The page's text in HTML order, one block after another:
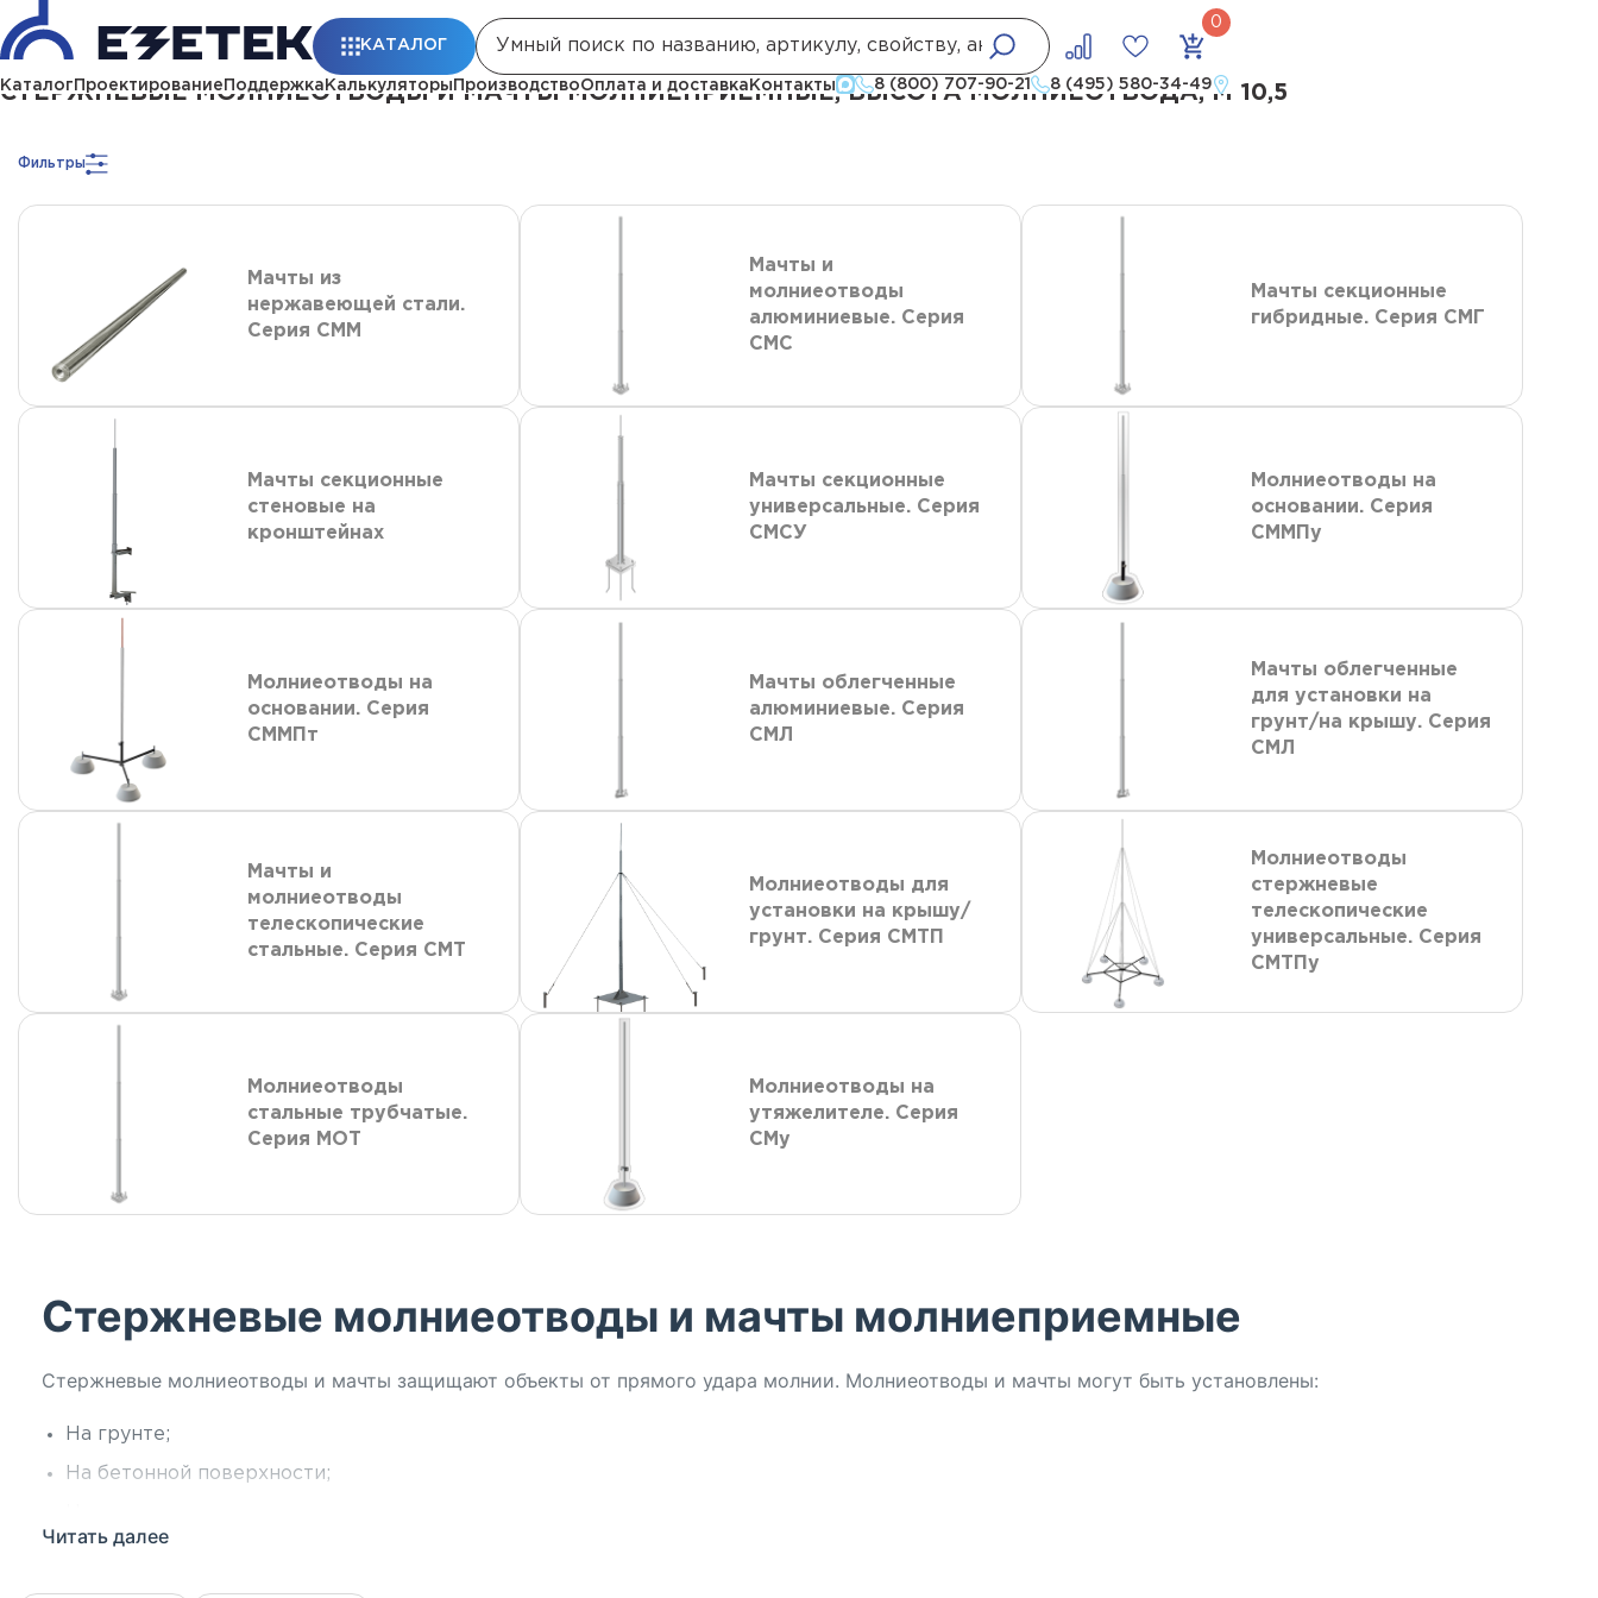
КАТАЛОГ
Каталог Проектирование Поддержка Калькуляторы ПроизводствоОплата и доставка Контакты 8 (800) 707-90-21 8 (495) 580-34-49
Главная Каталог Стержневые молниеотводы и мачты молниеприемныеСтержневые молниеотводы и мачты молниеприемные, высота молниеотвода, м 10,5
СТЕРЖНЕВЫЕ МОЛНИЕОТВОДЫ И МАЧТЫ МОЛНИЕПРИЕМНЫЕ, ВЫСОТА МОЛНИЕОТВОДА, М 10,5
Фильтры
Мачты из
нержавеющей стали.
Серия СММ
Мачты и
молниеотводы
алюминиевые. Серия
СМС
Мачты секционные
гибридные. Серия СМГ
Мачты секционные
стеновые на
кронштейнах
Мачты секционные
универсальные. Серия
СМСУ
Молниеотводы на
основании. Серия
СММПу
Молниеотводы на
основании. Серия
СММПт
Мачты облегченные
алюминиевые. Серия
СМЛ
Мачты облегченные
для установки на
грунт/на крышу. Серия
СМЛ
Мачты и
молниеотводы
телескопические
стальные. Серия СМТ
Молниеотводы для
установки на крышу/
грунт. Серия СМТП
Молниеотводы
стержневые
телескопические
универсальные. Серия
СМТПу
Молниеотводы
стальные трубчатые.
Серия МОТ
Молниеотводы на
утяжелителе. Серия
СМу
Стержневые молниеотводы и мачты молниеприемные
Стержневые молниеотводы и мачты защищают объекты от прямого удара молнии. Молниеотводы и мачты могут быть установлены:
На грунте;
На бетонной поверхности;
На фасаде здания.
Читать далее